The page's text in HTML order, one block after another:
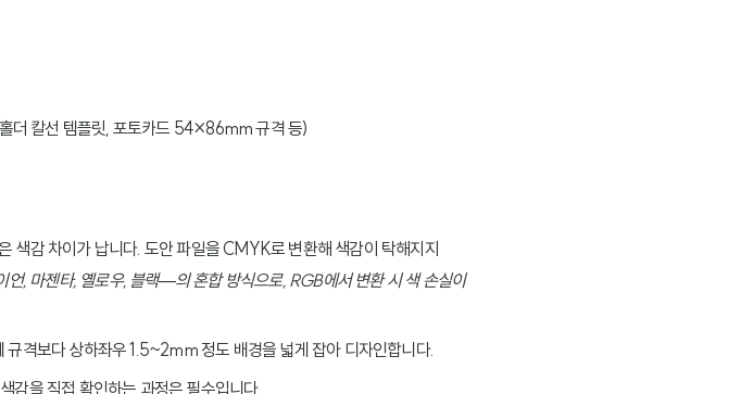
더 칼선 템플릿, 포토카드 54×86mm 규격 등)
감 차이가 납니다. 도안 파일을 CMYK로 변환해 색감이 탁해지지
, 마젠타, 옐로우, 블랙—의 혼합 방식으로, RGB에서 변환 시 색 손실이
규격보다 상하좌우 1.5~2mm 정도 배경을 넓게 잡아 디자인합니다.
감을 직접 확인하는 과정은 필수입니다.